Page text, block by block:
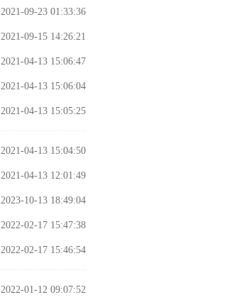
2021-09-23 01:33:36
2021-09-15 14:26:21
2021-04-13 15:06:47
2021-04-13 15:06:04
2021-04-13 15:05:25
2021-04-13 15:04:50
2021-04-13 12:01:49
2023-10-13 18:49:04
2022-02-17 15:47:38
2022-02-17 15:46:54
2022-01-12 09:07:52